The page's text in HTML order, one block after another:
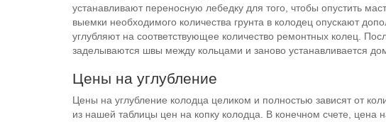
устанавливают переносную лебедку для того, чтобы опустить
выемки необходимого количества грунта в колодец опускают
углубляют на соответствующее количество ремонтных колец.
заделываются швы между кольцами и заново устанавливается
Цены на углубление
Цены на углубление колодца целиком и полностью зависят от
из нашей таблицы цен на копку колодца. В конечном счете, цена